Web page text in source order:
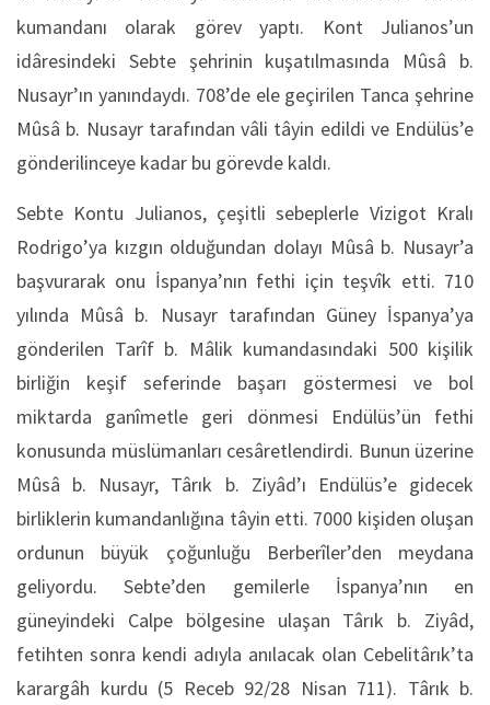
kumandanı olarak görev yaptı. Kont Julianos’un
idâresindeki Sebte şehrinin kuşatılmasında Mûsâ b.
Nusayr’ın yanındaydı. 708’de ele geçirilen Tanca şehrine
Mûsâ b. Nusayr tarafından vâli tâyin edildi ve Endülüs’e
gönderilinceye kadar bu görevde kaldı.
Sebte Kontu Julianos, çeşitli sebeplerle Vizigot Kralı
Rodrigo’ya kızgın olduğundan dolayı Mûsâ b. Nusayr’a
başvurarak onu İspanya’nın fethi için teşvîk etti. 710
yılında Mûsâ b. Nusayr tarafından Güney İspanya’ya
gönderilen Tarîf b. Mâlik kumandasındaki 500 kişilik
birliğin keşif seferinde başarı göstermesi ve bol
miktarda ganîmetle geri dönmesi Endülüs’ün fethi
konusunda müslümanları cesâretlendirdi. Bunun üzerine
Mûsâ b. Nusayr, Târık b. Ziyâd’ı Endülüs’e gidecek
birliklerin kumandanlığına tâyin etti. 7000 kişiden oluşan
ordunun büyük çoğunluğu Berberîler’den meydana
geliyordu. Sebte’den gemilerle İspanya’nın en
güneyindeki Calpe bölgesine ulaşan Târık b. Ziyâd,
fetihten sonra kendi adıyla anılacak olan Cebelitârık’ta
karargâh kurdu (5 Receb 92/28 Nisan 711). Târık b.